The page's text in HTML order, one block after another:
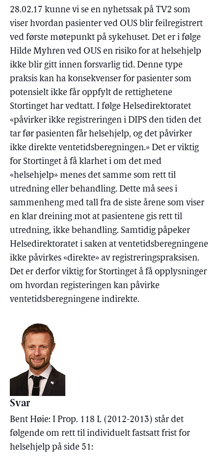
28.02.17 kunne vi se en nyhetssak på TV2 som
viser hvordan pasienter ved OUS blir feilregistrert
ved første møtepunkt på sykehuset. Det er i følge
Hilde Myhren ved OUS en risiko for at helsehjelp
ikke blir gitt innen forsvarlig tid. Denne type
praksis kan ha konsekvenser for pasienter som
potensielt ikke får oppfylt de rettighetene
Stortinget har vedtatt. I følge Helsedirektoratet
«påvirker ikke registreringen i DIPS den tiden det
tar før pasienten får helsehjelp, og det påvirker
ikke direkte ventetidsberegningen.» Det er viktig
for Stortinget å få klarhet i om det med
«helsehjelp» menes det samme som rett til
utredning eller behandling. Dette må sees i
sammenheng med tall fra de siste årene som viser
en klar dreining mot at pasientene gis rett til
utredning, ikke behandling. Samtidig påpeker
Helsedirektoratet i saken at ventetidsberegningene
ikke påvirkes «direkte» av registreringspraksisen.
Det er derfor viktig for Stortinget å få opplysninger
om hvordan registeringen kan påvirke
ventetidsberegningene indirekte.
Svar
Bent Høie: I Prop. 118 L (2012-2013) står det
følgende om rett til individuelt fastsatt frist for
helsehjelp på side 51: